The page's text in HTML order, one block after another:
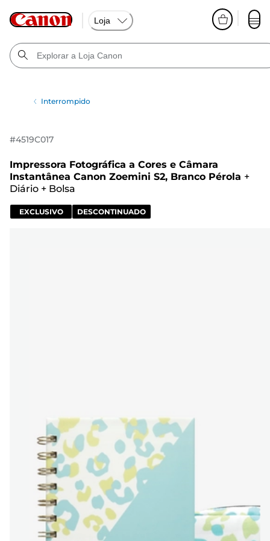
Loja
Interrompido
#4519C017
Impressora Fotográfica a Cores e Câmara
Instantânea Canon Zoemini S2, Branco Pérola +
Diário + Bolsa
EXCLUSIVO DESCONTINUADO